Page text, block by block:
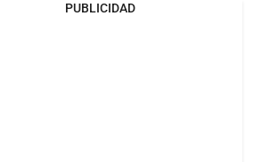
PUBLICIDAD